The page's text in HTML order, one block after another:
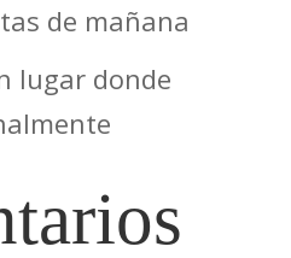
de mañana
lugar donde